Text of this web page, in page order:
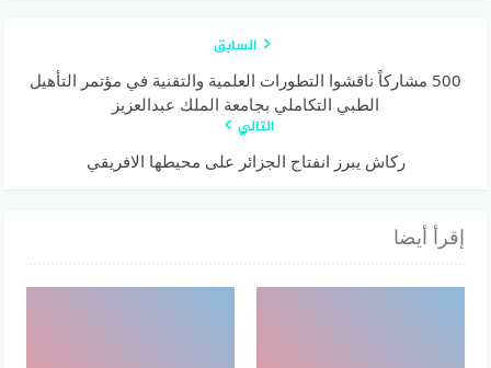
السابق
500 مشاركاً ناقشوا التطورات العلمية والتقنية في مؤتمر التأهيل
الطبي التكاملي بجامعة الملك عبدالعزيز
التالي
ركاش يبرز انفتاح الجزائر على محيطها الافريقي
إقرأ أيضا